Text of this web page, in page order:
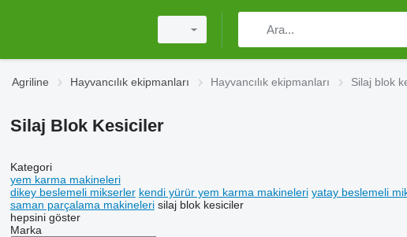
Agriline Hayvancılık ekipmanları Hayvancılık ekipmanları Silaj blok
Silaj Blok Kesiciler
Kategori
yem karma makineleri
dikey beslemeli mikserler kendi yürür yem karma makineleri yatay beslemeli
saman parçalama makineleri silaj blok kesiciler
hepsini göster
Marka